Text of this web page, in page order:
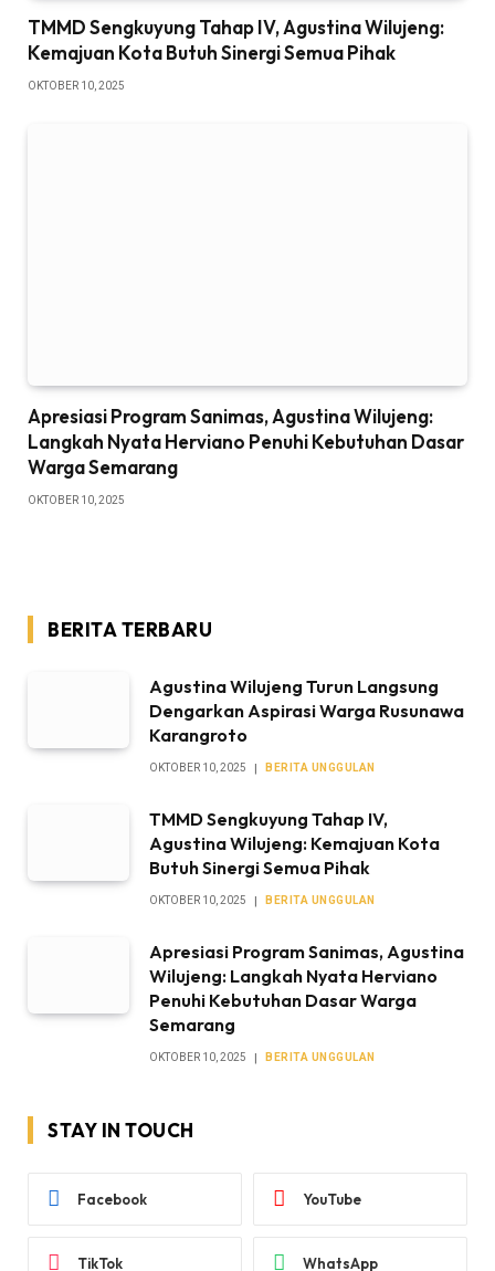
TMMD Sengkuyung Tahap IV, Agustina Wilujeng:
Kemajuan Kota Butuh Sinergi Semua Pihak
OKTOBER 10, 2025
Apresiasi Program Sanimas, Agustina Wilujeng:
Langkah Nyata Herviano Penuhi Kebutuhan Dasar
Warga Semarang
OKTOBER 10, 2025
BERITA TERBARU
Agustina Wilujeng Turun Langsung
Dengarkan Aspirasi Warga Rusunawa
Karangroto
OKTOBER 10, 2025 BERITA UNGGULAN
TMMD Sengkuyung Tahap IV,
Agustina Wilujeng: Kemajuan Kota
Butuh Sinergi Semua Pihak
OKTOBER 10, 2025 BERITA UNGGULAN
Apresiasi Program Sanimas, Agustina
Wilujeng: Langkah Nyata Herviano
Penuhi Kebutuhan Dasar Warga
Semarang
OKTOBER 10, 2025 BERITA UNGGULAN
STAY IN TOUCH
Facebook YouTube
TikTok WhatsApp